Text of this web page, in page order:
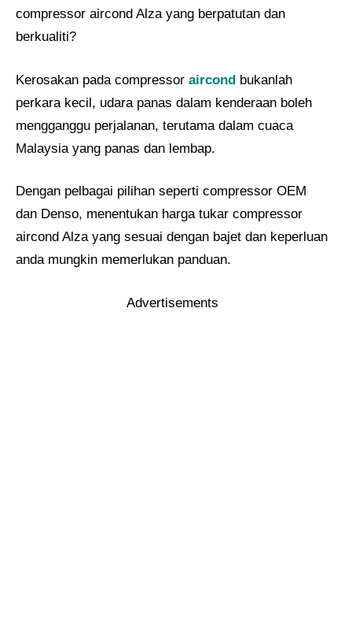
compressor aircond Alza yang berpatutan dan
berkualiti?
Kerosakan pada compressor aircond bukanlah
perkara kecil, udara panas dalam kenderaan boleh
mengganggu perjalanan, terutama dalam cuaca
Malaysia yang panas dan lembap.
Dengan pelbagai pilihan seperti compressor OEM
dan Denso, menentukan harga tukar compressor
aircond Alza yang sesuai dengan bajet dan keperluan
anda mungkin memerlukan panduan.
Advertisements